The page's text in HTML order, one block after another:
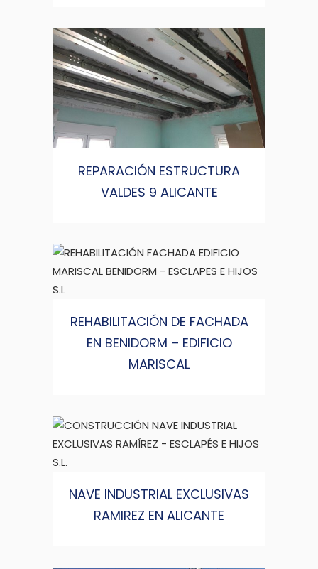
REPARACIÓN ESTRUCTURA
VALDES 9 ALICANTE
REHABILITACIÓN DE FACHADA
EN BENIDORM – EDIFICIO
MARISCAL
NAVE INDUSTRIAL EXCLUSIVAS
RAMIREZ EN ALICANTE